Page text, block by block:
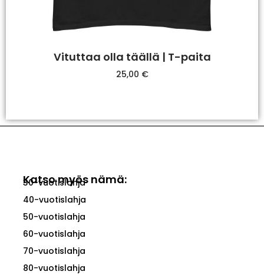
Vituttaa olla täällä | T-paita
25,00 €
Katso myös nämä:
30-vuotislahja
40-vuotislahja
50-vuotislahja
60-vuotislahja
70-vuotislahja
80-vuotislahja